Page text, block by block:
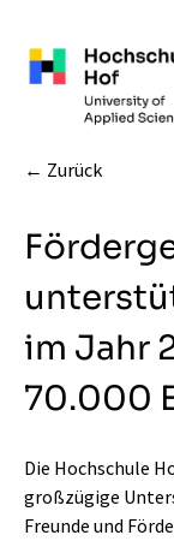
Zurück
im Jahr
70.000
Die Hochschule
großzügige
Freunde und